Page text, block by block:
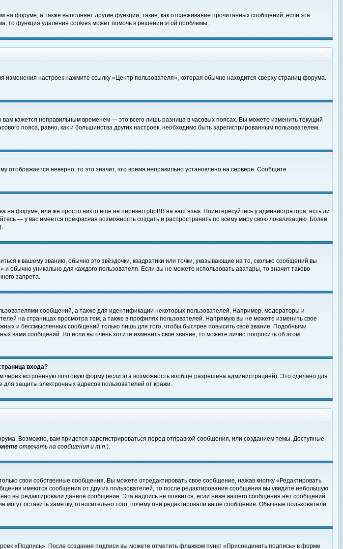
форуме, а также выполняет другие функции, такие, как отслеживание прочитанных сообщений, если эта
то функция удаления cookies может помочь в решении этой проблемы.
настроек нажмите ссылку «Центр пользователя», которая обычно находится сверху страниц форума.
кажется неправильным временем — это всего лишь разница в часовых поясах. Вы можете изменить текущий
пояса, равно, как и большинства других настроек, необходимо быть зарегистрированным пользователем.
отображается неверно, то это значит, что время неправильно установлено на сервере. Сообщите
на форуме, или же просто никто еще не перевел phpBB на ваш язык. Поинтересуйтесь у администратора, есть ли
— у вас имеется прекрасная возможность создать и распространить по всему миру свою локализацию. Более
к вашему званию, обычно это звёздочки, квадратики или точки, указывающие на то, сколько сообщений вы
обычно уникально для каждого пользователя. Если вы не можете использовать аватары, то значит таково
запрета.
сообщений, а также для идентификации некоторых пользователей. Например, модераторы и
на страницах просмотра тем, а также в профилях пользователей. Напрямую вы не можете изменить свое
и бессмысленных сообщений только лишь для того, чтобы быстрее повысить свое звание. Подобными
вами сообщений. Но если вы очень хотите изменить свое звание, то можете лично попросить об этом
входа?
через встроенную почтовую форму (если эта возможность вообще разрешена администрацией). Это сделано для
защиты электронных адресов пользователей от кражи.
Возможно, вам придется зарегистрироваться перед отправкой сообщения, или созданием темы. Доступные
отвечать на сообщения и т.п.).
свои собственные сообщения. Вы можете отредактировать свое сообщение, нажав кнопку «Редактировать
имеются сообщения от других пользователей, то после редактирования сообщения вы увидите небольшую
вы редактировали данное сообщение. Эта надпись не появится, если ниже вашего сообщения нет сообщений
оставить заметку, относительно того, почему они редактировали ваше сообщение. Обычные пользователи
«Подпись». После создания подписи вы можете отметить флажком пункт «Присоединить подпись» в форме